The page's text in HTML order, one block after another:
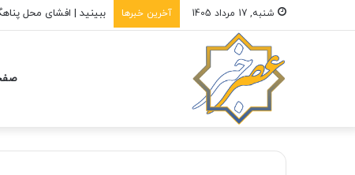
شنبه, 17 مرداد 1405 آخرین خبرها مردم توان خرید مرغ را